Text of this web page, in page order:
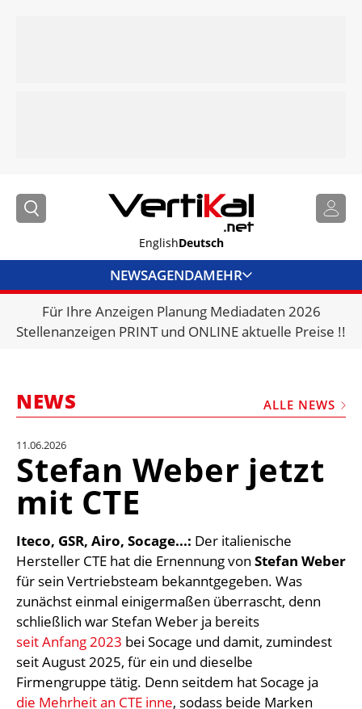
EnglishDeutsch
NEWSAGENDAMEHR
BRANCHENLINKS
VERMIETER
VIDEOS
MEDIADATEN
WÄHRUNGSRECHNER
EINHEITENKONVERTER
KONTAKT
Für Ihre Anzeigen Planung Mediadaten 2026
Stellenanzeigen PRINT und ONLINE aktuelle Preise !!
NEWS ALLE NEWS
11.06.2026
Stefan Weber jetzt
mit CTE
Iteco, GSR, Airo, Socage...: Der italienische
Hersteller CTE hat die Ernennung von Stefan Weber
für sein Vertriebsteam bekanntgegeben. Was
zunächst einmal einigermaßen überrascht, denn
schließlich war Stefan Weber ja bereits
seit Anfang 2023 bei Socage und damit, zumindest
seit August 2025, für ein und dieselbe
Firmengruppe tätig. Denn seitdem hat Socage ja
die Mehrheit an CTE inne, sodass beide Marken